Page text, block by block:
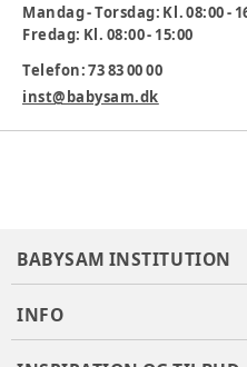
Mandag - Torsdag: Kl. 08:00 -
Fredag: Kl. 08:00 - 15:00
Telefon: 73 83 00 00
inst@babysam.dk
BABYSAM INSTITUTION
INFO